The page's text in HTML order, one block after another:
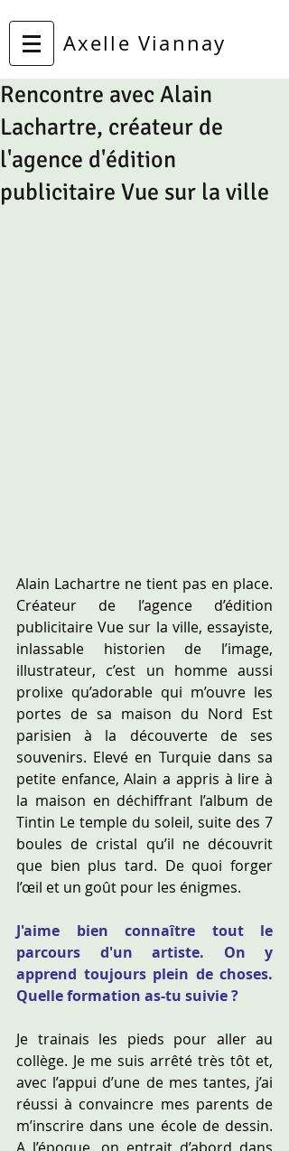
Axelle Viannay
Rencontre avec Alain
Lachartre, créateur de
l'agence d'édition
publicitaire Vue sur la ville
Alain Lachartre ne tient pas en place.
Créateur de l’agence d’édition
publicitaire Vue sur la ville, essayiste,
inlassable historien de l’image,
illustrateur, c’est un homme aussi
prolixe qu’adorable qui m’ouvre les
portes de sa maison du Nord Est
parisien à la découverte de ses
souvenirs. Elevé en Turquie dans sa
petite enfance, Alain a appris à lire à
la maison en déchiffrant l’album de
Tintin Le temple du soleil, suite des 7
boules de cristal qu’il ne découvrit
que bien plus tard. De quoi forger
l’œil et un goût pour les énigmes.
J'aime bien connaître tout le
parcours d'un artiste. On y
apprend toujours plein de choses.
Quelle formation as-tu suivie ?
Je trainais les pieds pour aller au
collège. Je me suis arrêté très tôt et,
avec l’appui d’une de mes tantes, j’ai
réussi à convaincre mes parents de
m’inscrire dans une école de dessin.